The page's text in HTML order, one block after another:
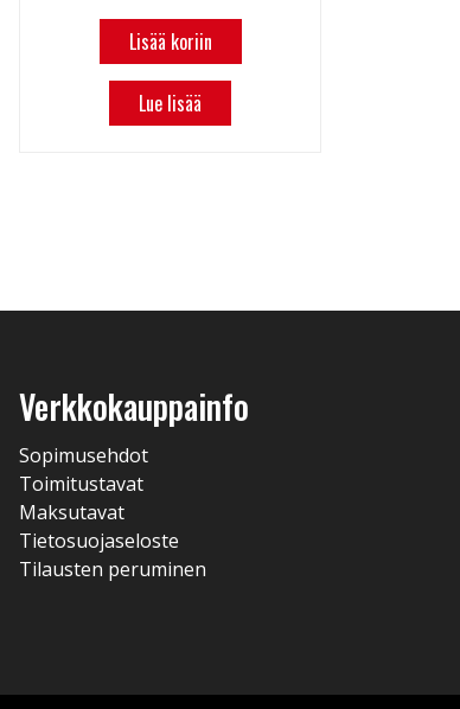
Lisää koriin
Lue lisää
Verkkokauppainfo
Sopimusehdot
Toimitustavat
Maksutavat
Tietosuojaseloste
Tilausten peruminen